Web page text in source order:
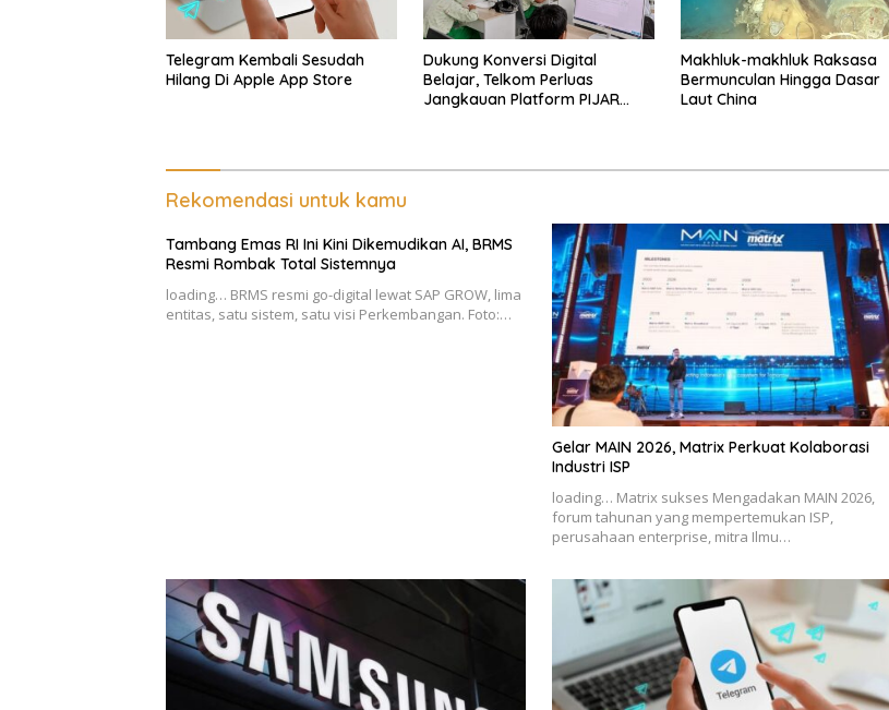
Telegram Kembali Sesudah
Hilang Di Apple App Store
Dukung Konversi Digital
Belajar, Telkom Perluas
Jangkauan Platform PIJAR
Makhluk-makhluk Raksasa
Bermunculan Hingga Dasar
Laut China
Rekomendasi untuk kamu
Tambang Emas RI Ini Kini Dikemudikan AI, BRMS
Resmi Rombak Total Sistemnya
loading… BRMS resmi go-digital lewat SAP GROW, lima
entitas, satu sistem, satu visi Perkembangan. Foto:…
Gelar MAIN 2026, Matrix Perkuat Kolaborasi
Industri ISP
loading… Matrix sukses Mengadakan MAIN 2026,
forum tahunan yang mempertemukan ISP,
perusahaan enterprise, mitra Ilmu…